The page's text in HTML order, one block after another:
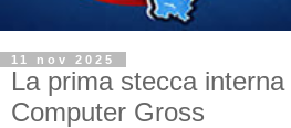
11 nov 2025
La prima stecca
Computer Gross